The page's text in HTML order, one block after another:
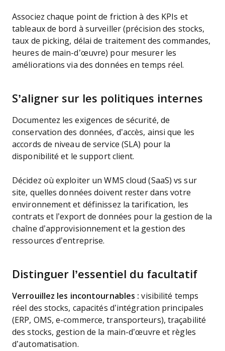
Associez chaque point de friction à des KPIs et
tableaux de bord à surveiller (précision des stocks,
taux de picking, délai de traitement des commandes,
heures de main-d’œuvre) pour mesurer les
améliorations via des données en temps réel.
S’aligner sur les politiques internes
Documentez les exigences de sécurité, de
conservation des données, d’accès, ainsi que les
accords de niveau de service (SLA) pour la
disponibilité et le support client.
Décidez où exploiter un WMS cloud (SaaS) vs sur
site, quelles données doivent rester dans votre
environnement et définissez la tarification, les
contrats et l’export de données pour la gestion de la
chaîne d’approvisionnement et la gestion des
ressources d’entreprise.
Distinguer l’essentiel du facultatif
Verrouillez les incontournables : visibilité temps
réel des stocks, capacités d’intégration principales
(ERP, OMS, e-commerce, transporteurs), traçabilité
des stocks, gestion de la main-d’œuvre et règles
d’automatisation.